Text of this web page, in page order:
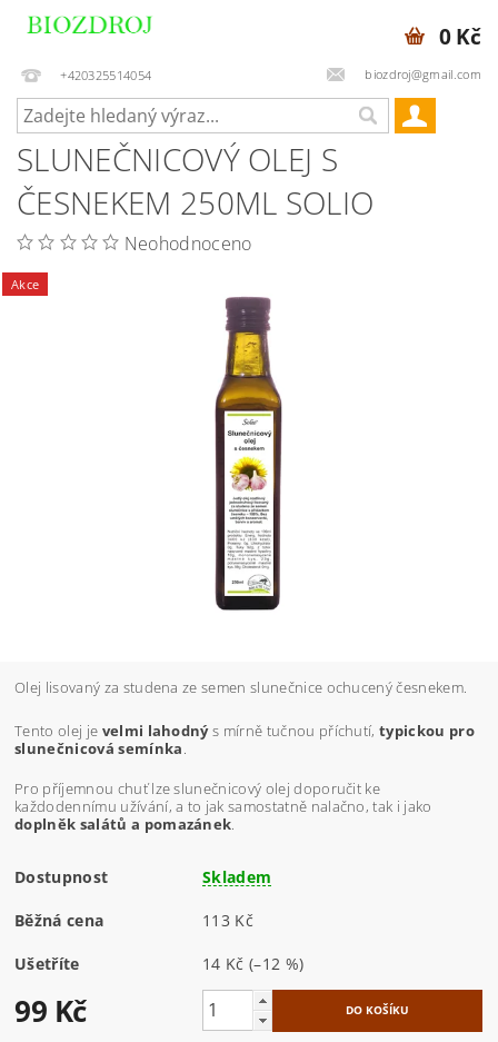
+420325514054 biozdroj@gmail.com
0 Kč
SLUNEČNICOVÝ OLEJ S
ČESNEKEM 250ML SOLIO
Neohodnoceno
Akce
Olej lisovaný za studena ze semen slunečnice ochucený česnekem.
Tento olej je velmi lahodnýs mírně tučnou příchutí,typickou pro
slunečnicová semínka
Pro příjemnou chuť lze slunečnicový olej doporučit ke
každodennímu užívání, a to jak samostatně nalačno, tak i jako
doplněk salátů a pomazánek
Dostupnost Skladem
Běžná cena 113 Kč
Ušetříte 14 Kč(–12 %)
99 Kč